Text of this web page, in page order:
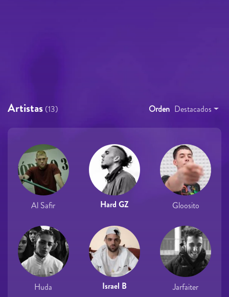
Artistas (13) Orden Destacados
Al Safir Hard GZ Gloosito
Huda Israel B Jarfaiter